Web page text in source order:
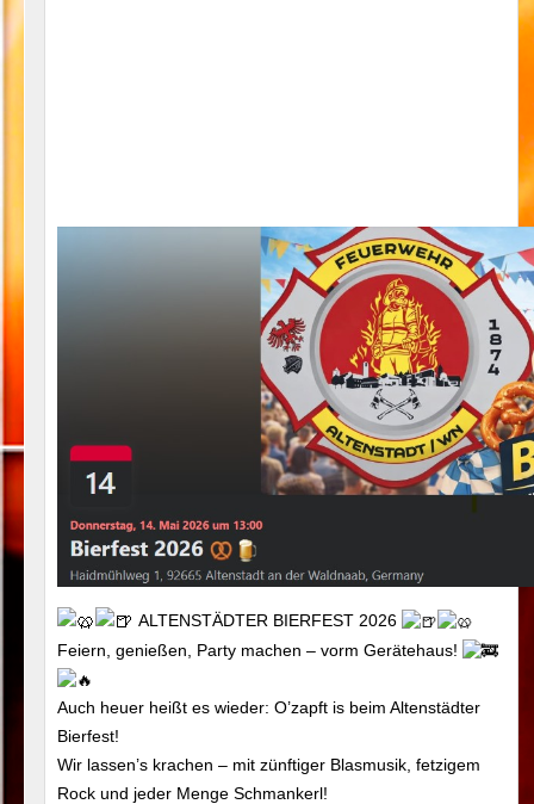
ALTENSTÄDTER BIERFEST 2026
Feiern, genießen, Party machen – vorm Gerätehaus!
Auch heuer heißt es wieder: O’zapft is beim Altenstädter
Bierfest!
Wir lassen’s krachen – mit zünftiger Blasmusik, fetzigem
Rock und jeder Menge Schmankerl!